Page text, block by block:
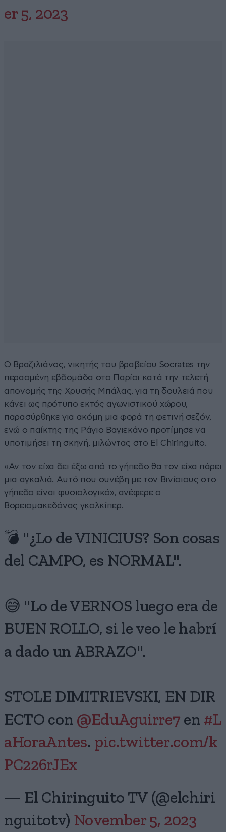
er 5, 2023
Ο Βραζιλιάνος, νικητής του βραβείου Socrates την
περασμένη εβδομάδα στο Παρίσι κατά την τελετή
απονομής της Χρυσής Μπάλας, για τη δουλειά που
κάνει ως πρότυπο εκτός αγωνιστικού χώρου,
παρασύρθηκε για ακόμη μια φορά τη φετινή σεζόν,
ενώ ο παίκτης της Ράγιο Βαγιεκάνο προτίμησε να
υποτιμήσει τη σκηνή, μιλώντας στο El Chiringuito.
«Αν τον είχα δει έξω από το γήπεδο θα τον είχα πάρει
μια αγκαλιά. Αυτό που συνέβη με τον Βινίσιους στο
γήπεδο είναι φυσιολογικό», ανέφερε ο
Βορειομακεδόνας γκολκίπερ.
💣 "¿Lo de VINICIUS? Son cosas
del CAMPO, es NORMAL".
😅 "Lo de VERNOS luego era de
BUEN ROLLO, si le veo le habrí
a dado un ABRAZO".
STOLE DIMITRIEVSKI, EN DIR
ECTO con @EduAguirre7 en #L
aHoraAntes. pic.twitter.com/k
PC226rJEx
— El Chiringuito TV (@elchiri
nguitotv) November 5, 2023